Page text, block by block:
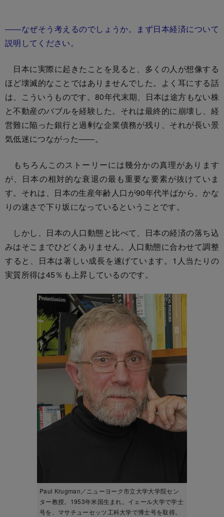
――なぜそう考えるのでしょうか。まず日本経済について
説明してください。
日本に実際に起きたことを見ると、多くの人が想像する
ほど壊滅的なことではありませんでした。よく耳にする話
は、こういうものです。80年代末期、日本は途方もない株
と不動産のバブルを経験した。それは最終的に崩壊し、経
営難に陥った銀行と過剰な企業債務が残り、それが長い景
気低迷につながった――。
もちろんこのストーリーには幾分かの真理があります
が、日本の相対的な衰退の最も重要な要素が抜けていま
す。それは、日本の生産年齢人口が90年代半ばから、かな
りの速さで下り坂になっているということです。
しかし、日本の人口動態と比べて、日本の経済の落ち込
みはそこまでひどくありません。人口動態に合わせて調整
すると、日本は著しい成長を遂げています。1人当たりの
実質所得は45％も上昇しているのです。
Paul Krugman／ニューヨーク市立大学大学院セン
ター教授。1953年米国生まれ。イェール大学で学士
号を、マサチューセッツ工科大学で博士号を取得。